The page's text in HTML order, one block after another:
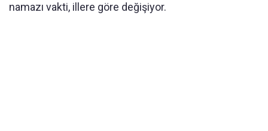
namazı vakti, illere göre değişiyor.